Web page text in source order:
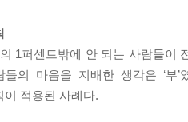
1퍼센트밖에 안 되는 사람들이
들의 마음을 지배한 생각은 ‘부
이 적용된 사례다.